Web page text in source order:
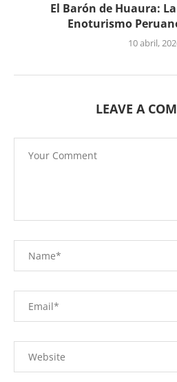
El Barón de Huaura:
Enoturismo
10 abril,
LEAVE A